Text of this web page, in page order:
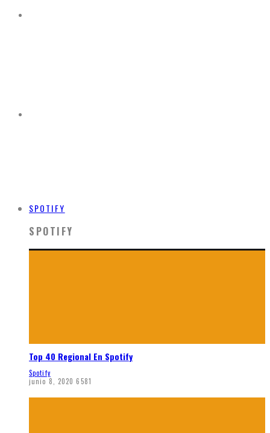
SPOTIFY
SPOTIFY
Top 40 Regional En Spotify
Spotify
junio 8, 2020 6581